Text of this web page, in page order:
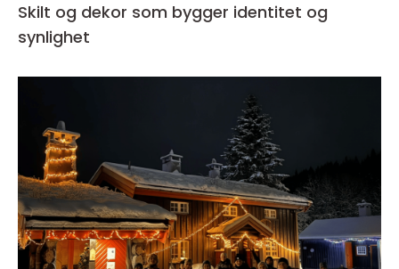
Skilt og dekor som bygger identitet og
synlighet